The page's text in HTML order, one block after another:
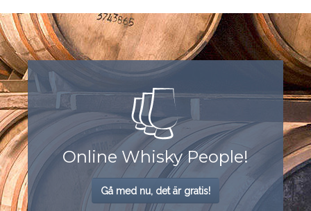
Online Whisky People!
Gå med nu, det är gratis!